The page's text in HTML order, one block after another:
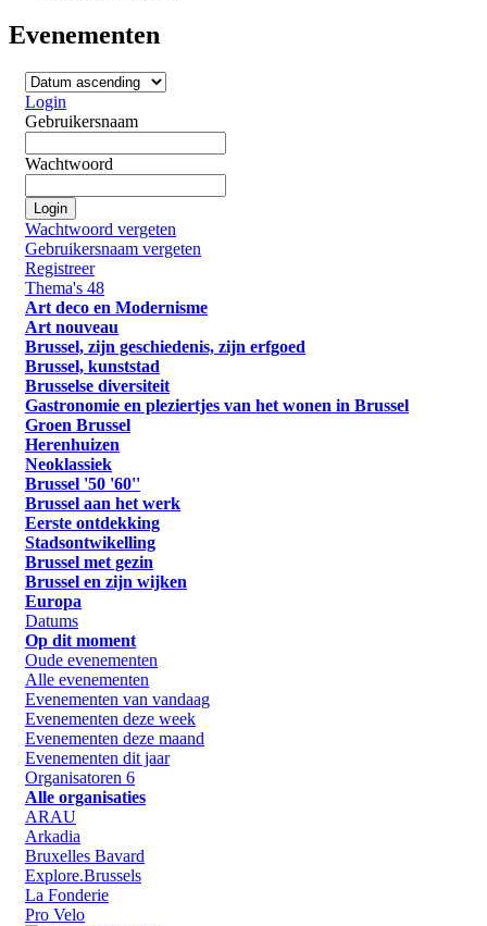
Evenementen
Login
Gebruikersnaam
Wachtwoord
Login
Wachtwoord vergeten
Gebruikersnaam vergeten
Registreer
Thema's 48
Art deco en Modernisme
Art nouveau
Brussel, zijn geschiedenis, zijn erfgoed
Brussel, kunststad
Brusselse diversiteit
Gastronomie en pleziertjes van het wonen in Brussel
Groen Brussel
Herenhuizen
Neoklassiek
Brussel '50 '60''
Brussel aan het werk
Eerste ontdekking
Stadsontwikelling
Brussel met gezin
Brussel en zijn wijken
Europa
Datums
Op dit moment
Oude evenementen
Alle evenementen
Evenementen van vandaag
Evenementen deze week
Evenementen deze maand
Evenementen dit jaar
Organisatoren 6
Alle organisaties
ARAU
Arkadia
Bruxelles Bavard
Explore.Brussels
La Fonderie
Pro Velo